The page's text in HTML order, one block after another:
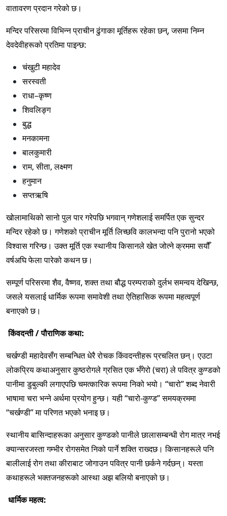
वातावरण प्रदान गरेको छ।
मन्दिर परिसरमा विभिन्न प्राचीन ढुंगाका मूर्तिहरू रहेका छन्, जसमा निम्न
देवदेवीहरूको प्रतिमा पाइन्छ:
चंखुटी महादेव
सरस्वती
राधा–कृष्ण
शिवलिङ्ग
बुद्ध
मनकामना
बालकुमारी
राम, सीता, लक्ष्मण
हनुमान
सप्तऋषि
खोलामाथिको सानो पुल पार गरेपछि भगवान् गणेशलाई समर्पित एक सुन्दर
मन्दिर रहेको छ। गणेशको प्राचीन मूर्ति लिच्छवि कालभन्दा पनि पुरानो भएको
विश्वास गरिन्छ। उक्त मूर्ति एक स्थानीय किसानले खेत जोत्ने क्रममा सयौँ
वर्षअघि फेला पारेको कथन छ।
सम्पूर्ण परिसरमा शैव, वैष्णव, शक्त तथा बौद्ध परम्पराको दुर्लभ समन्वय देखिन्छ,
जसले यसलाई धार्मिक रूपमा समावेशी तथा ऐतिहासिक रूपमा महत्वपूर्ण
बनाएको छ।
किंवदन्ती / पौराणिक कथा:
चर्खण्डी महादेवसँग सम्बन्धित धेरै रोचक किंवदन्तीहरू प्रचलित छन्। एउटा
लोकप्रिय कथाअनुसार कुष्ठरोगले ग्रसित एक भँगेरो (चरा) ले पवित्र कुण्डको
पानीमा डुबुल्की लगाएपछि चमत्कारिक रूपमा निको भयो। “चारो” शब्द नेवारी
भाषामा चरा भन्ने अर्थमा प्रयोग हुन्छ। यही “चारो-कुण्ड” समयक्रममा
“चर्खण्डी” मा परिणत भएको भनाइ छ।
स्थानीय बासिन्दाहरूका अनुसार कुण्डको पानीले छालासम्बन्धी रोग मात्र नभई
क्यान्सरजस्ता गम्भीर रोगसमेत निको पार्ने शक्ति राख्दछ। किसानहरूले पनि
बालीलाई रोग तथा कीराबाट जोगाउन पवित्र पानी छर्कने गर्दछन्। यस्ता
कथाहरूले भक्तजनहरूको आस्था अझ बलियो बनाएको छ।
धार्मिक महत्व: